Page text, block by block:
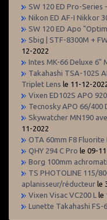
SW 120 ED Pro-Series
Nikon ED AF-I Nikkor
SW 120 ED Apo
Sbig | STF-8300M +
12-2022
Intes MK-66 Deluxe 6"
Takahashi TSA-102S
Triplet Lens le 11-12-
Vixen ED102S APO
Tecnosky APO 66/
Skywatcher MN190
11-2022
OTA 60mm F8
QHY 294 C Pro le 09-
Borg 100mm
TS PHOTOLINE 115/
aplanisseur/réducteur le
Vixen Visac VC200 L le
Lunette Takahashi FS-